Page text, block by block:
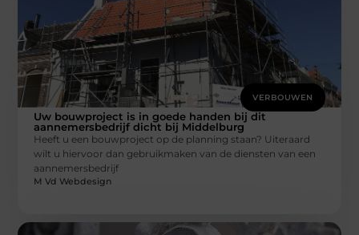
VERBOUWEN
Uw bouwproject is in goede handen bij dit
aannemersbedrijf dicht bij Middelburg
Heeft u een bouwproject op de planning staan? Uiteraard
wilt u hiervoor dan gebruikmaken van de diensten van een
aannemersbedrijf
M Vd Webdesign